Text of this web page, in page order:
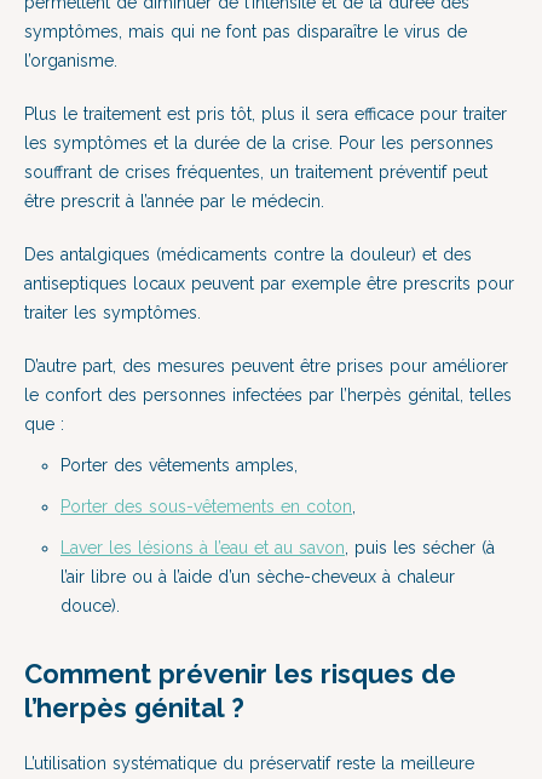
symptômes, mais qui ne font pas disparaître le virus de
l’organisme.
Plus le traitement est pris tôt, plus il sera efficace pour traiter
les symptômes et la durée de la crise. Pour les personnes
souffrant de crises fréquentes, un traitement préventif peut
être prescrit à l’année par le médecin.
Des antalgiques (médicaments contre la douleur) et des
antiseptiques locaux peuvent par exemple être prescrits pour
traiter les symptômes.
D’autre part, des mesures peuvent être prises pour améliorer
le confort des personnes infectées par l’herpès génital, telles
que :
Porter des vêtements amples,
Porter des sous-vêtements en coton
Laver les lésions à l’eau et au savon , puis les sécher (à
l’air libre ou à l’aide d’un sèche-cheveux à chaleur
douce).
Comment prévenir les risques de
l’herpès génital ?
L’utilisation systématique du préservatif reste la meilleure